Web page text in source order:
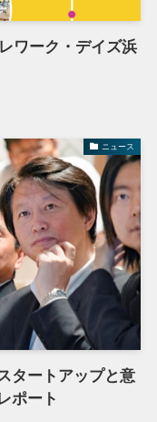
ワーク・デイズ浜
ニュース
タートアップと意
ポート